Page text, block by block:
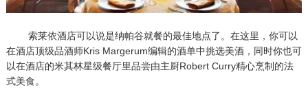
索莱依酒店可以说是纳帕谷就餐的最佳地点了。在这里，你可以
在酒店顶级品酒师Kris Margerum编辑的酒单中挑选美酒，同时你也可
以在酒店的米其林星级餐厅里品尝由主厨Robert Curry精心烹制的法
式美食。